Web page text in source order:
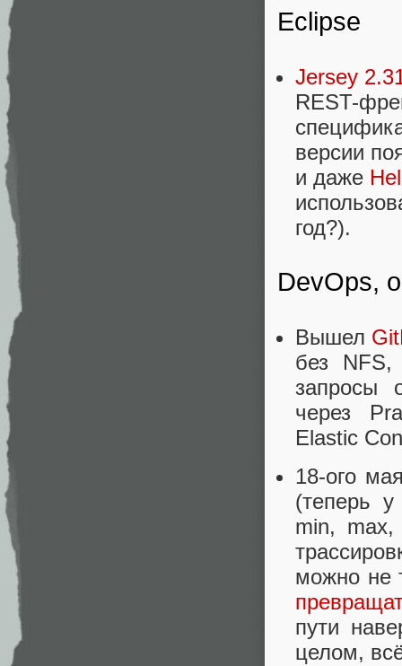
Eclipse
Jersey
REST-
версии
и даже
год?).
DevOps,
Вышел
без NFS,
запросы
через
Elastic
18-ого
(теперь
min,
можно не
пути
целом,